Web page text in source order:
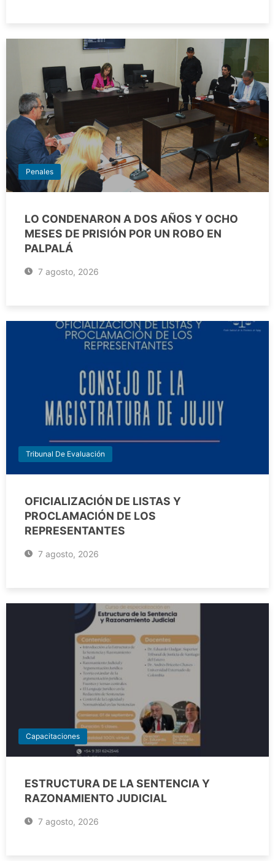
Penales
LO CONDENARON A DOS AÑOS Y OCHO
MESES DE PRISIÓN POR UN ROBO EN
PALPALÁ
7 agosto, 2026
Tribunal De Evaluación
OFICIALIZACIÓN DE LISTAS Y
PROCLAMACIÓN DE LOS
REPRESENTANTES
7 agosto, 2026
Capacitaciones
ESTRUCTURA DE LA SENTENCIA Y
RAZONAMIENTO JUDICIAL
7 agosto, 2026